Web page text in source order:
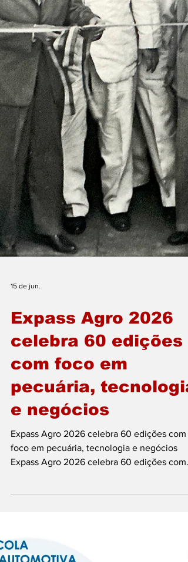
15 de jun.
Expass Agro 2026
celebra 60 edições
com foco em
pecuária, tecnologia
Expass Agro 2026 celebra 60 edições com
foco em pecuária, tecnologia e negócios